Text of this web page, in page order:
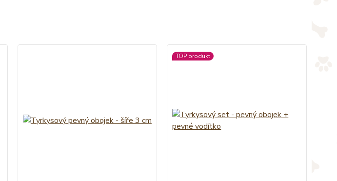
TOP produkt